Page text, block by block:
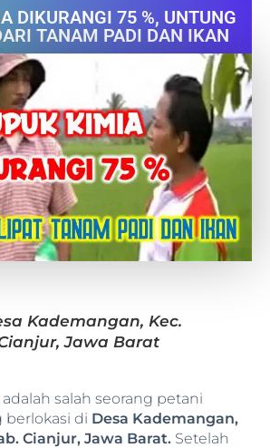
DIKURANGI 75 %, UNTUNG
TANAM PADI DAN IKAN
Kademangan, Kec.
Jawa Barat
adalah salah seorang petani
berlokasi di Desa Kademangan,
Cianjur, Jawa Barat. Setelah